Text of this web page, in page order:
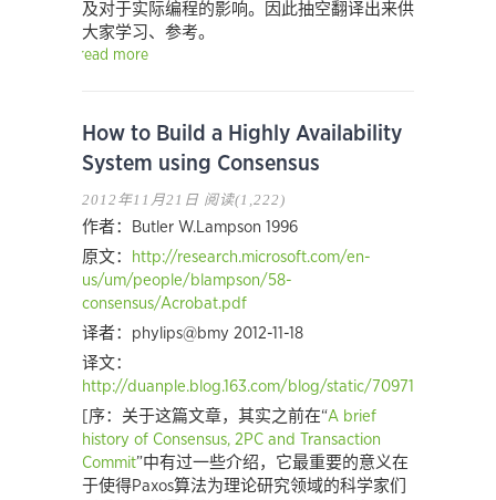
及对于实际编程的影响。因此抽空翻译出来供
大家学习、参考。
read more
How to Build a Highly Availability
System using Consensus
2012年11月21日 阅读(1,222)
作者：Butler W.Lampson 1996
原文：
http://research.microsoft.com/en-
us/um/people/blampson/58-
consensus/Acrobat.pdf
译者：phylips@bmy 2012-11-18
译文：
http://duanple.blog.163.com/blog/static/
[序：关于这篇文章，其实之前在“A brief
history of Consensus, 2PC and Transaction
Commit”中有过一些介绍，它最重要的意义在
于使得Paxos算法为理论研究领域的科学家们